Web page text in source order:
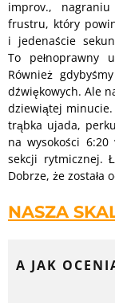
improv.,
frustru, który
i jedenaście
To pełnoprawny
Również
dźwiękowych. Ale
dziewiątej minucie.
trąbka ujada,
na wysokości
sekcji rytmicznej.
Dobrze, że została
NASZA
A JAK